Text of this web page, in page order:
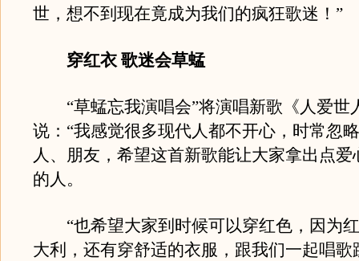
世，想不到现在竟成为我们的疯狂歌迷！”
穿红衣 歌迷会草蜢
“草蜢忘我演唱会”将演唱新歌《人爱世
说：“我感觉很多现代人都不开心，时常忽
人、朋友，希望这首新歌能让大家拿出点爱
的人。
“也希望大家到时候可以穿红色，因为
大利，还有穿舒适的衣服，跟我们一起唱歌